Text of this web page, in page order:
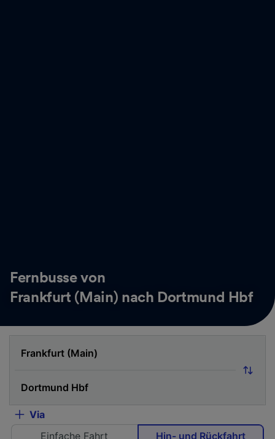
Fernbusse von
Frankfurt (Main) nach Dortmund Hbf
Via
Einfache Fahrt
Hin- und Rückfahrt